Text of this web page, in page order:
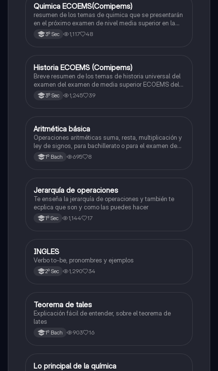
Química
Quimica ECOEMS(Comipems)
resumen de los temas de quimica que se presentarán
en el próximo examen de nivel media superior en la
zona metropolitana de el valle de México
3º Sec 1,117 48
Historia
Historia ECOEMS (Comipems)
Breve resumen de los temas de historia universal del
examen del examen de media superior ECOEMS del
valle de México
3º Sec 1,245 39
Matemáticas
Aritmética básica
Operaciones aritméticas suma, resta, multiplicación y
ley de signos, para bachillerato o para el examen de
admisión a la universidad
1º Bach 695 8
Matemáticas
Jerarquía de operaciones
Te enseña la jerarquía de operaciones y también te
ecplica que son y como las puedes hacer
1º Sec 1,144 17
Inglés
INGLES
Verbo to-be, pronombres y ejemplos
2º Sec 1,290 34
Matemáticas
Teorema de tales
Explicación fácil de entender, sobre el teorema de
lates
1º Bach 903 16
Química
Lo principal de la química